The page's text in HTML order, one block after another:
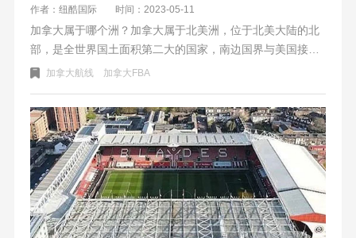
作者：纽酷国际 时间：2023-05-11
加拿大属于哪个洲？加拿大属于北美洲，位于北美大陆的北
部，是全世界国土面积第二大的国家，南边国界与美国接
壤。加拿大是一个比较有潜力的跨境电商市场，消费力与美
看做是一个十分之一的美国跨境电商市场。
加拿大航线 加拿大FBA